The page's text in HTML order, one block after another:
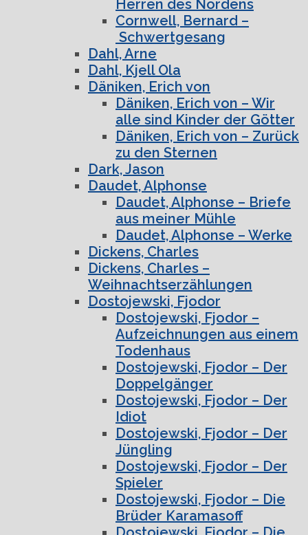
Herren des Nordens
Cornwell, Bernard –
Schwertgesang
Dahl, Arne
Dahl, Kjell Ola
Däniken, Erich von
Däniken, Erich von – Wir
alle sind Kinder der Götter
Däniken, Erich von – Zurück
zu den Sternen
Dark, Jason
Daudet, Alphonse
Daudet, Alphonse – Briefe
aus meiner Mühle
Daudet, Alphonse – Werke
Dickens, Charles
Dickens, Charles –
Weihnachtserzählungen
Dostojewski, Fjodor
Dostojewski, Fjodor –
Aufzeichnungen aus einem
Todenhaus
Dostojewski, Fjodor – Der
Doppelgänger
Dostojewski, Fjodor – Der
Idiot
Dostojewski, Fjodor – Der
Jüngling
Dostojewski, Fjodor – Der
Spieler
Dostojewski, Fjodor – Die
Brüder Karamasoff